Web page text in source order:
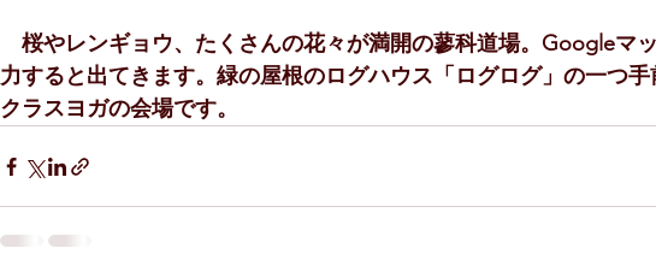
桜やレンギョウ、たくさんの花々が満開の蓼科道場。Googleマ
力すると出てきます。緑の屋根のログハウス「ログログ」の一つ
クラスヨガの会場です。